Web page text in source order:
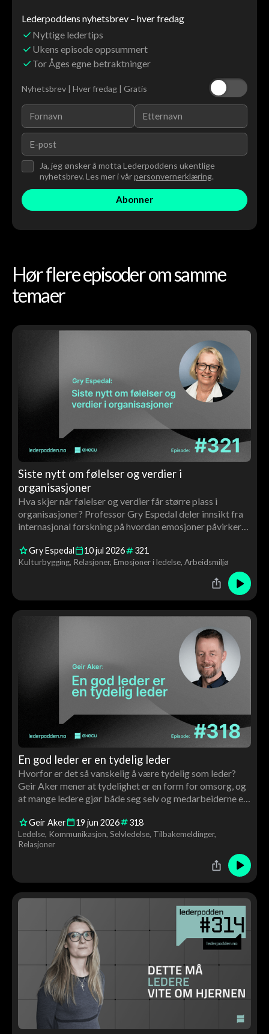
Lederpoddens nyhetsbrev – hver fredag
Nyttige ledertips
Ukens episode oppsummert
Tor Åges egne betraktninger
Nyhetsbrev | Hver fredag | Gratis
Ja, jeg ønsker å motta Lederpoddens ukentlige
nyhetsbrev. Les mer i vårpersonvernerklæring.
Hør flere episoder om samme
temaer
Siste nytt om følelser og verdier i
organisasjoner
Hva skjer når følelser og verdier får større plass i
organisasjoner? Professor Gry Espedal deler innsikt fra
internasjonal forskning på hvordan emosjoner påvirker
hvorfor verdiarbeid handler om langt mer enn ord på
veggen.
Gry Espedal 10jul 2026 321
Kulturbygging Relasjoner Emosjoner i ledelse Arbeidsmiljø
En god leder er en tydelig leder
Hvorfor er det så vanskelig å være tydelig som leder?
Geir Aker mener at tydelighet er en form for omsorg, og
at mange ledere gjør både seg selv og medarbeiderne en
praktisk samtale om kommunikasjon, krav, relasjoner og
ledelse i hverdagen.
Geir Aker 19 jun 2026 318
Ledelse Kommunikasjon Selvledelse Tilbakemeldinger
Relasjoner